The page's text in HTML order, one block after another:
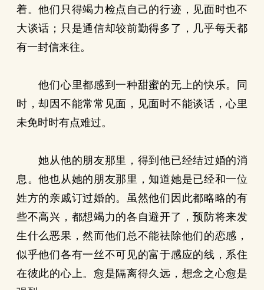
着。他们只得竭力检点自己的行迹，见面时也不
大谈话；只是通信却较前勤得多了，几乎每天都
有一封信来往。
他们心里都感到一种甜蜜的无上的快乐。同
时，却因不能常常见面，见面时不能谈话，心里
未免时时有点难过。
她从他的朋友那里，得到他已经结过婚的消
息。他也从她的朋友那里，知道她是已经和一位
姓方的亲戚订过婚的。虽然他们因此都略略的有
些不高兴，都想竭力的各自避开了，预防将来发
生什么恶果，然而他们总不能祛除他们的恋感，
似乎他们各有一丝不可见的富于感应的线，系住
在彼此的心上。愈是隔离得久远，想念之心愈是